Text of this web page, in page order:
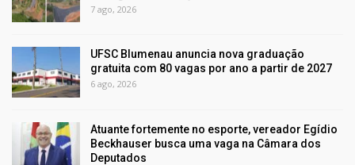
7 ago, 2026
UFSC Blumenau anuncia nova graduação
gratuita com 80 vagas por ano a partir de 2027
6 ago, 2026
Atuante fortemente no esporte, vereador Egídio
Beckhauser busca uma vaga na Câmara dos
Deputados